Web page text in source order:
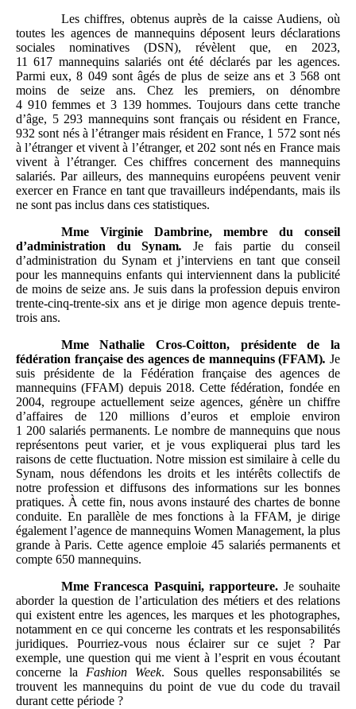
Les chiffres, obtenus auprès de la caisse Audiens, où
toutes les agences de mannequins déposent leurs déclarations
sociales nominatives (DSN), révèlent que, en 2023,
11 617 mannequins salariés ont été déclarés par les agences.
Parmi eux, 8 049 sont âgés de plus de seize ans et 3 568 ont
moins de seize ans. Chez les premiers, on dénombre
4 910 femmes et 3 139 hommes. Toujours dans cette tranche
d’âge, 5 293 mannequins sont français ou résident en France,
932 sont nés à l’étranger mais résident en France, 1 572 sont nés
à l’étranger et vivent à l’étranger, et 202 sont nés en France mais
vivent à l’étranger. Ces chiffres concernent des mannequins
salariés. Par ailleurs, des mannequins européens peuvent venir
exercer en France en tant que travailleurs indépendants, mais ils
ne sont pas inclus dans ces statistiques.
Mme
Virginie Dambrine, membre du conseil
d’administration du Synam. Je fais partie du conseil
d’administration du Synam et j’interviens en tant que conseil
pour les mannequins enfants qui interviennent dans la publicité
de moins de seize ans. Je suis dans la profession depuis environ
trente-cinq-trente-six ans et je dirige mon agence depuis trente-
trois ans.
Mme
Nathalie Cros-Coitton, présidente de la
fédération française des agences de mannequins (FFAM). Je
suis présidente de la Fédération française des agences de
mannequins (FFAM) depuis 2018. Cette fédération, fondée en
2004, regroupe actuellement seize agences, génère un chiffre
d’affaires de 120 millions d’euros et emploie environ
1 200 salariés permanents. Le nombre de mannequins que nous
représentons peut varier, et je vous expliquerai plus tard les
raisons de cette fluctuation. Notre mission est similaire à celle du
Synam, nous défendons les droits et les intérêts collectifs de
notre profession et diffusons des informations sur les bonnes
pratiques. À cette fin, nous avons instauré des chartes de bonne
conduite. En parallèle de mes fonctions à la FFAM, je dirige
également l’agence de mannequins Women Management, la plus
grande à Paris. Cette agence emploie 45 salariés permanents et
compte 650 mannequins.
Mme Francesca Pasquini, rapporteure. Je souhaite
aborder la question de l’articulation des métiers et des relations
qui existent entre les agences, les marques et les photographes,
notamment en ce qui concerne les contrats et les responsabilités
juridiques. Pourriez-vous nous éclairer sur ce sujet ? Par
exemple, une question qui me vient à l’esprit en vous écoutant
concerne la Fashion Week. Sous quelles responsabilités se
trouvent les mannequins du point de vue du code du travail
durant cette période ?